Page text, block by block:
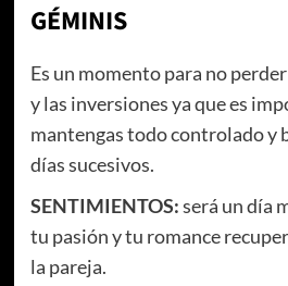
GÉMINIS
Es un momento para no
y las inversiones ya que es
mantengas todo controlado y
días sucesivos.
SENTIMIENTOS:será un día
tu pasión y tu romance
la pareja.